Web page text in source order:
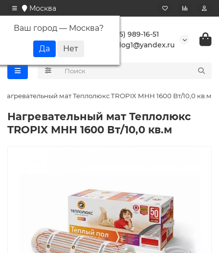
Москва
Ваш город — Москва?
+7 (495) 989-16-51
buranlog1@yandex.ru
Нагревательный мат Теплолюкс TROPIX МНН 1600 Вт/10,0 кв.м
Нагревательный мат Теплолюкс
TROPIX МНН 1600 Вт/10,0 кв.м